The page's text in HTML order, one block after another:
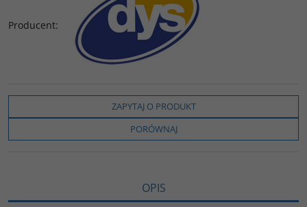
Producent:
ZAPYTAJ O PRODUKT
PORÓWNAJ
OPIS